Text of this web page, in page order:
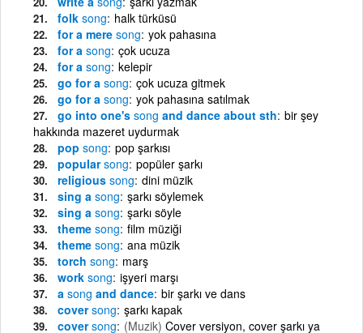
folk song halk türküsü
for a mere song yok pahasına
for a song çok ucuza
for a song kelepir
go for a song çok ucuza gitmek
go for a song yok pahasına satılmak
go into one's song and dance about sth bir şey
hakkında mazeret uydurmak
pop song pop şarkısı
popularsong popüler şarkı
religious song dini müzik
sing a song şarkı söylemek
sing a song şarkı söyle
theme song film müziği
theme song ana müzik
torch song marş
work song işyeri marşı
a song and dance bir şarkı ve dans
coversong şarkı kapak
coversong (Muzik) Cover versiyon, cover şarkı ya